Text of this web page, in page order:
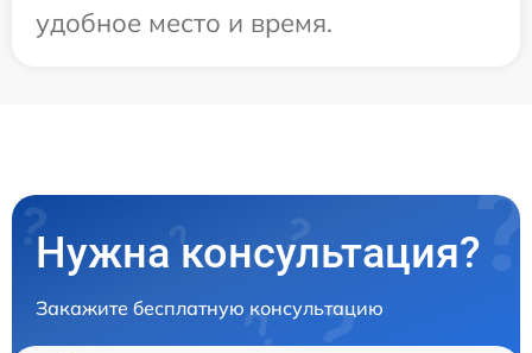
удобное место и время.
Нужна консультация?
Закажите бесплатную консультацию